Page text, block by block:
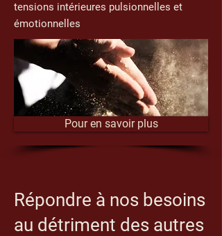
tensions intérieures pulsionnelles et
émotionnelles
Pour en savoir plus
Répondre à nos besoins
au détriment des autres